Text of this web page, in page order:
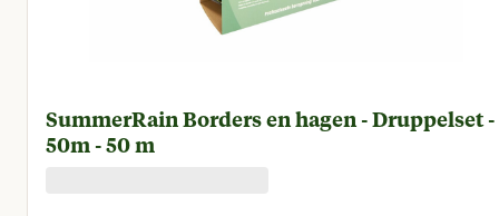
SummerRain Borders en hagen - Druppelset -
50m - 50 m